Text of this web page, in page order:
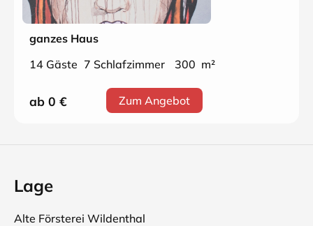
ganzes Haus
14 Gäste 7 Schlafzimmer 300 m²
ab 0 € Zum Angebot
Lage
Alte Försterei Wildenthal